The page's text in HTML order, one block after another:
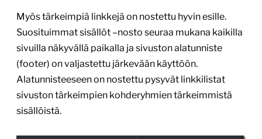
Myös tärkeimpiä linkkejä on nostettu hyvin esille.
Suosituimmat sisällöt –nosto seuraa mukana kaikilla
sivuilla näkyvällä paikalla ja sivuston alatunniste
(footer) on valjastettu järkevään käyttöön.
Alatunnisteeseen on nostettu pysyvät linkkilistat
sivuston tärkeimpien kohderyhmien tärkeimmistä
sisällöistä.